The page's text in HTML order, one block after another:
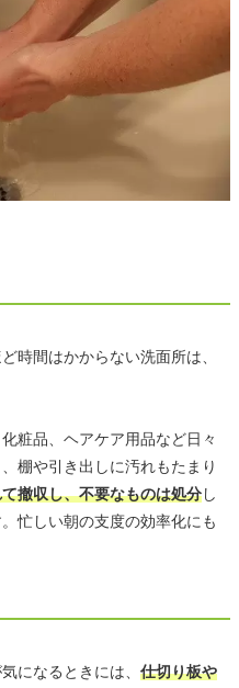
時間はかからない洗面所は、
粧品、ヘアケア用品など日々
棚や引き出しに汚れもたまり
撤収し、不要なものは処分し
忙しい朝の支度の効率化にも
になるときには、 仕切り板や